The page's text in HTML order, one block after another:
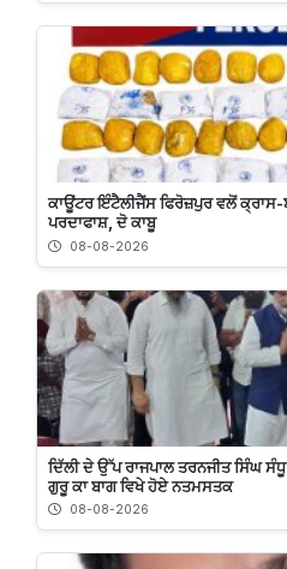
ਕਾਊਂਟਰ ਇੰਟੈਲੀਜੈਂਸ ਫਿਰੋਜ਼ਪੁਰ ਵਲੋਂ ਕ੍ਰਾਸ-
ਪਰਦਾਫਾਸ਼, ਦੋ ਕਾਬੂ
08-08-2026
ਦਿੱਲੀ ਦੇ ਉੱਪ ਰਾਜਪਾਲ ਤਰਨਜੀਤ ਸਿੰਘ
ਗੁਰੂ ਕਾ ਬਾਗ ਵਿਖੇ ਹੋਏ ਨਤਮਸਤਕ
08-08-2026